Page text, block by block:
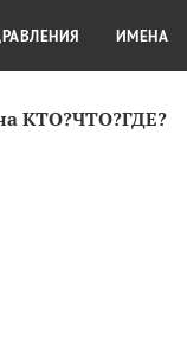
КТО?ЧТО?ГДЕ?
КРАСОТА ИМЕНА